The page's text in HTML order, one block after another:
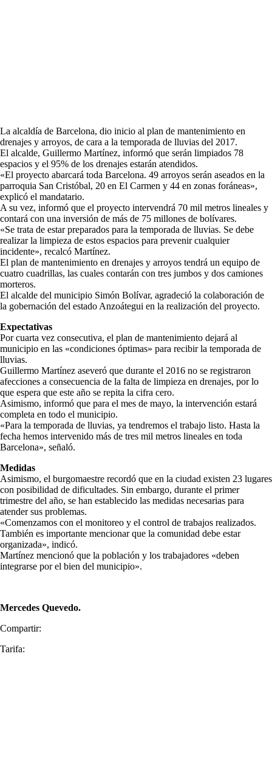
La alcaldía de Barcelona, dio inicio al plan de mantenimiento en
drenajes y arroyos, de cara a la temporada de lluvias del 2017.
El alcalde, Guillermo Martínez, informó que serán limpiados 78
espacios y el 95% de los drenajes estarán atendidos.
«El proyecto abarcará toda Barcelona. 49 arroyos serán aseados en la
parroquia San Cristóbal, 20 en El Carmen y 44 en zonas foráneas»,
explicó el mandatario.
A su vez, informó que el proyecto intervendrá 70 mil metros lineales y
contará con una inversión de más de 75 millones de bolívares.
«Se trata de estar preparados para la temporada de lluvias. Se debe
realizar la limpieza de estos espacios para prevenir cualquier
incidente», recalcó Martínez.
El plan de mantenimiento en drenajes y arroyos tendrá un equipo de
cuatro cuadrillas, las cuales contarán con tres jumbos y dos camiones
morteros.
El alcalde del municipio Simón Bolívar, agradeció la colaboración de
la gobernación del estado Anzoátegui en la realización del proyecto.
Expectativas
Por cuarta vez consecutiva, el plan de mantenimiento dejará al
municipio en las «condiciones óptimas» para recibir la temporada de
lluvias.
Guillermo Martínez aseveró que durante el 2016 no se registraron
afecciones a consecuencia de la falta de limpieza en drenajes, por lo
que espera que este año se repita la cifra cero.
Asimismo, informó que para el mes de mayo, la intervención estará
completa en todo el municipio.
«Para la temporada de lluvias, ya tendremos el trabajo listo. Hasta la
fecha hemos intervenido más de tres mil metros lineales en toda
Barcelona», señaló.
Medidas
Asimismo, el burgomaestre recordó que en la ciudad existen 23 lugares
con posibilidad de dificultades. Sin embargo, durante el primer
trimestre del año, se han establecido las medidas necesarias para
atender sus problemas.
«Comenzamos con el monitoreo y el control de trabajos realizados.
También es importante mencionar que la comunidad debe estar
organizada», indicó.
Martínez mencionó que la población y los trabajadores «deben
integrarse por el bien del municipio».
Mercedes Quevedo.
Compartir:
Tarifa: